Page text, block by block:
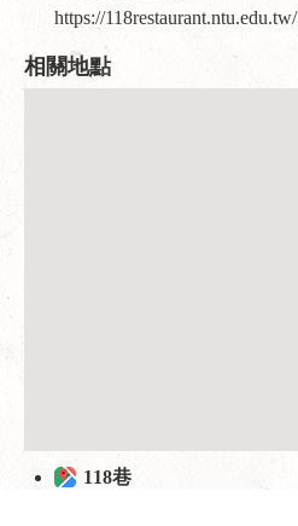
https://118restaurant.ntu.edu.tw/
相關地點
118巷